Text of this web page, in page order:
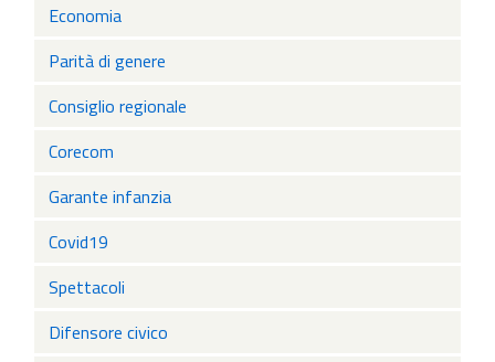
Economia
Parità di genere
Consiglio regionale
Corecom
Garante infanzia
Covid19
Spettacoli
Difensore civico